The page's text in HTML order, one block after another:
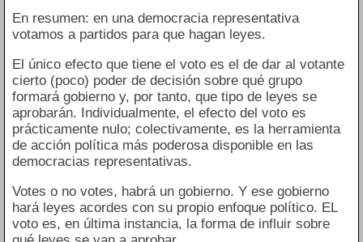
En resumen: en una democracia representativa
votamos a partidos para que hagan leyes.
El único efecto que tiene el voto es el de dar al votante
cierto (poco) poder de decisión sobre qué grupo
formará gobierno y, por tanto, que tipo de leyes se
aprobarán. Individualmente, el efecto del voto es
prácticamente nulo; colectivamente, es la herramienta
de acción política más poderosa disponible en las
democracias representativas.
Votes o no votes, habrá un gobierno. Y ese gobierno
hará leyes acordes con su propio enfoque político. EL
voto es, en última instancia, la forma de influir sobre